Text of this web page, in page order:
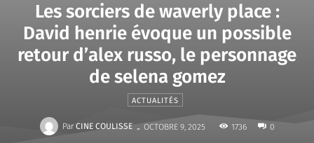
Les sorciers de waverly place :
David henrie évoque un possible
retour d’alex russo, le personnage
de selena gomez
ACTUALITÉS
Par CINE COULISSE - OCTOBRE 9, 2025 1736 0